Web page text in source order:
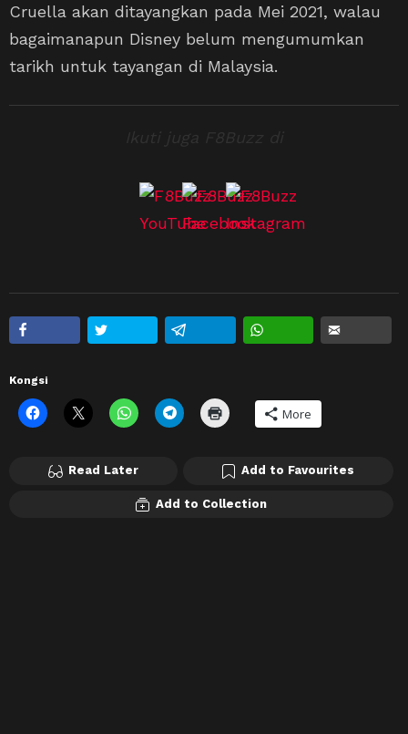
Cruella akan ditayangkan pada Mei 2021, walau
bagaimanapun Disney belum mengumumkan
tarikh untuk tayangan di Malaysia.
Ikuti juga F8Buzz di
Kongsi
More
Read Later Add to Favourites
Add to Collection